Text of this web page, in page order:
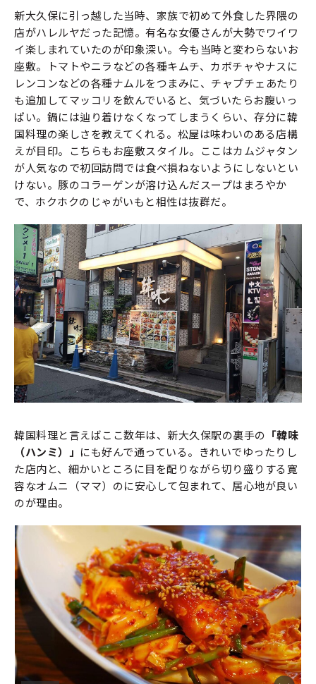
新大久保に引っ越した当時、家族で初めて外食した界隈の
店がハレルヤだった記憶。有名な女優さんが大勢でワイワ
イ楽しまれていたのが印象深い。今も当時と変わらないお
座敷。トマトやニラなどの各種キムチ、カボチャやナスに
レンコンなどの各種ナムルをつまみに、チャプチェあたり
も追加してマッコリを飲んでいると、気づいたらお腹いっ
ぱい。鍋には辿り着けなくなってしまうくらい、存分に韓
国料理の楽しさを教えてくれる。松屋は味わいのある店構
えが目印。こちらもお座敷スタイル。ここはカムジャタン
が人気なので初回訪問では食べ損ねないようにしないとい
けない。豚のコラーゲンが溶け込んだスープはまろやか
で、ホクホクのじゃがいもと相性は抜群だ。
韓国料理と言えばここ数年は、新大久保駅の裏手の 「韓味
（ハンミ）」 にも好んで通っている。きれいでゆったりし
た店内と、細かいところに目を配りながら切り盛りする寛
容なオムニ（ママ）のに安心して包まれて、居心地が良い
のが理由。